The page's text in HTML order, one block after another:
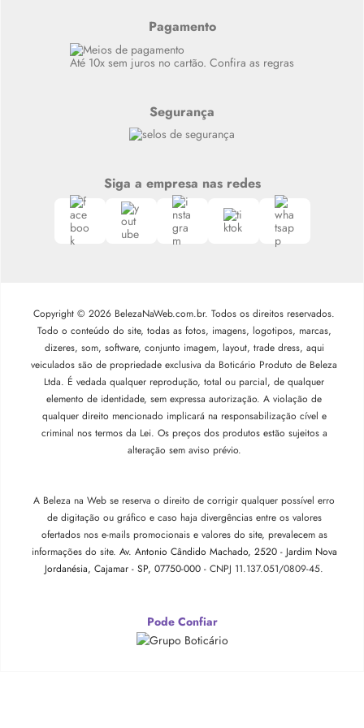
Siga nosso canal no Whatsapp
Pagamento
Até 10x sem juros no cartão. Confira as regras
Segurança
Siga a empresa nas redes
Copyright © 2026 BelezaNaWeb.com.br. Todos os direitos reservados.
Todo o conteúdo do site, todas as fotos, imagens, logotipos, marcas,
dizeres, som, software, conjunto imagem, layout, trade dress, aqui
veiculados são de propriedade exclusiva da Boticário Produto de Beleza
Ltda. É vedada qualquer reprodução, total ou parcial, de qualquer
elemento de identidade, sem expressa autorização. A violação de
qualquer direito mencionado implicará na responsabilização cível e
criminal nos termos da Lei. Os preços dos produtos estão sujeitos a
alteração sem aviso prévio.
A Beleza na Web se reserva o direito de corrigir qualquer possível erro
de digitação ou gráfico e caso haja divergências entre os valores
ofertados nos e-mails promocionais e valores do site, prevalecem as
informações do site. Av. Antonio Cândido Machado, 2520 - Jardim Nova
Jordanésia, Cajamar - SP, 07750-000 - CNPJ 11.137.051/0809-45.
Pode Confiar